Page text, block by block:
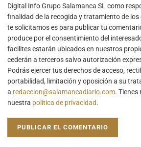
Digital Info Grupo Salamanca SL como
finalidad de la recogida y tratamiento de
te solicitamos es para publicar tu
produce por el consentimiento del
facilites estarán ubicados en nuestros
cederán a terceros salvo autorización
Podrás ejercer tus derechos de acceso,
portabilidad, limitación y oposición a su
a redaccion@salamancadiario.com. Tienes
nuestra política de privacidad.